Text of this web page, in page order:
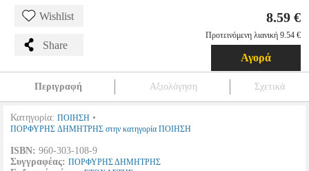
Wishlist
Share
8.59 €
Προτεινόμενη λιανική 9.54 €
Αγορά
Περιγραφή Αξιολόγηση Σχετικά
Κατηγορία: ΠΟΙΗΣΗ •
ΠΟΡΦΥΡΗΣ ΔΗΜΗΤΡΗΣ στην κατηγορία ΠΟΙΗΣΗ
ISBN: 960-303-108-9
Συγγραφέας: ΠΟΡΦΥΡΗΣ ΔΗΜΗΤΡΗΣ